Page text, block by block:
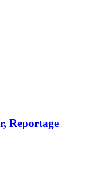
Reportage